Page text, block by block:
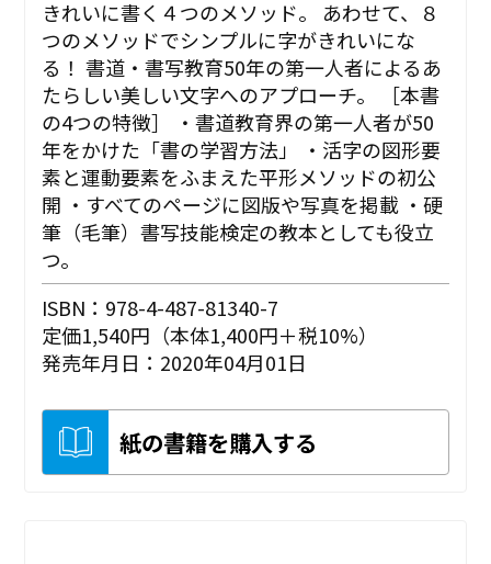
きれいに書く４つのメソッド。 あわせて、８
つのメソッドでシンプルに字がきれいにな
る！ 書道・書写教育50年の第一人者によるあ
たらしい美しい文字へのアプローチ。 ［本書
の4つの特徴］ ・書道教育界の第一人者が50
年をかけた「書の学習方法」 ・活字の図形要
素と運動要素をふまえた平形メソッドの初公
開 ・すべてのページに図版や写真を掲載 ・硬
筆（毛筆）書写技能検定の教本としても役立
つ。
ISBN：978-4-487-81340-7
定価1,540円（本体1,400円＋税10%）
発売年月日：2020年04月01日
紙の書籍を購入する